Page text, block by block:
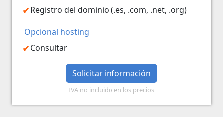
Registro del dominio (.es, .com, .net, .org)
Opcional hosting
Consultar
Solicitar información
IVA no incluido en los precios